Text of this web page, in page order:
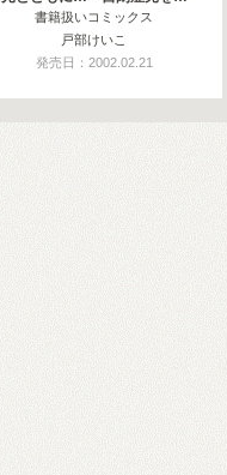
書籍扱いコミックス
戸部けいこ
発売日：2002.02.21